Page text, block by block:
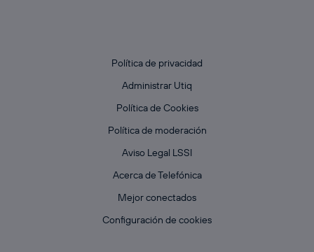
Política de privacidad
Administrar Utiq
Política de Cookies
Política de moderación
Aviso Legal LSSI
Acerca de Telefónica
Mejor conectados
Configuración de cookies